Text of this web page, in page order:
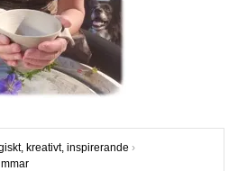
kreativt, inspirerande ›